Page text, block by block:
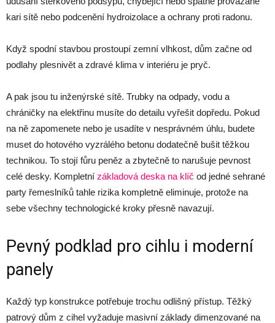
kari sítě nebo podcenění hydroizolace a ochrany proti radonu.
Když spodní stavbou prostoupí zemní vlhkost, dům začne od
podlahy plesnivět a zdravé klima v interiéru je pryč.
A pak jsou tu inženýrské sítě. Trubky na odpady, vodu a
chráničky na elektřinu musíte do detailu vyřešit dopředu. Pokud
na ně zapomenete nebo je usadíte v nesprávném úhlu, budete
muset do hotového vyzrálého betonu dodatečně bušit těžkou
technikou. To stojí fůru peněz a zbytečně to narušuje pevnost
celé desky. Kompletní základová deska na klíč od jedné sehrané
party řemeslníků tahle rizika kompletně eliminuje, protože na
sebe všechny technologické kroky přesně navazují.
Pevný podklad pro cihlu i moderní
panely
Každý typ konstrukce potřebuje trochu odlišný přístup. Těžký
patrový dům z cihel vyžaduje masivní základy dimenzované na